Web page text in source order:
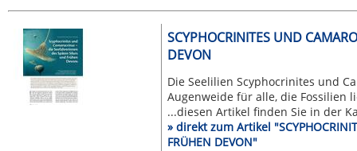
SCYPHOCRINITES UND
DEVON
Die Seelilien Scyphocrinites und
Augenweide für alle, die Fossilien
...diesen Artikel finden Sie in der
» direkt zum Artikel
FRÜHEN DEVON"